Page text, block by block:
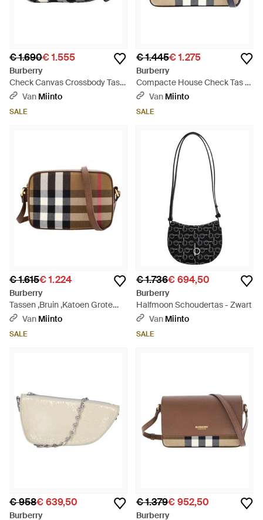
€ 1.690€ 1.555
Burberry
Check Canvas Crossbody Tas -
Zwart
Van Miinto
SALE
€ 1.445€ 1.275
Burberry
Compacte House Check Tas -
Blauw
Van Miinto
SALE
€ 1.615€ 1.224
Burberry
Tassen ,Bruin ,Katoen Grote
Camera Tas - Bruin
Van Miinto
SALE
€ 1.736€ 694,50
Burberry
Halfmoon Schoudertas - Zwart
Van Miinto
SALE
€ 958€ 639,50
Burberry
€ 1.379€ 952,50
Burberry